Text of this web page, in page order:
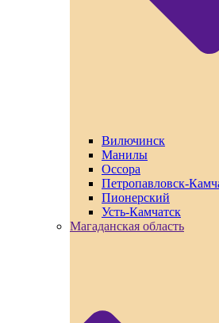
Вилючинск
Манилы
Оссора
Петропавловск-
Пионерский
Усть-Камчатск
Магаданская область